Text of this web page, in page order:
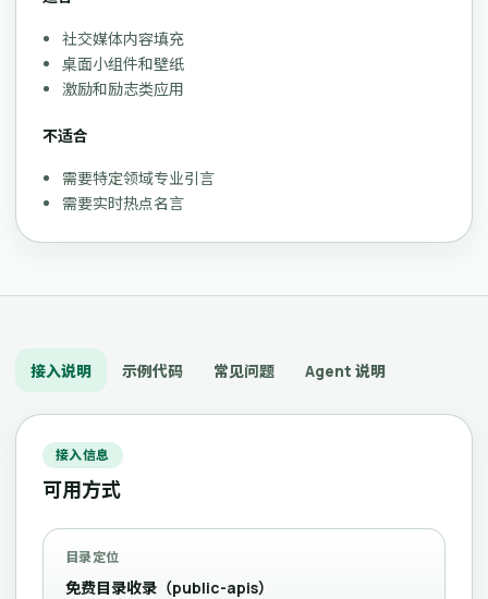
社交媒体内容填充
桌面小组件和壁纸
激励和励志类应用
不适合
需要特定领域专业引言
需要实时热点名言
接入说明 示例代码 常见问题 Agent 说明
接入信息
可用方式
目录定位
免费目录收录（public-apis）